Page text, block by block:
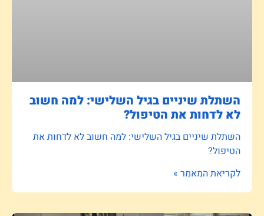
השתלת שיניים בגיל השלישי: למה חשוב
לא לדחות את הטיפול?
השתלת שיניים בגיל השלישי: למה חשוב לא לדחות את
הטיפול?
לקריאת המאמר »